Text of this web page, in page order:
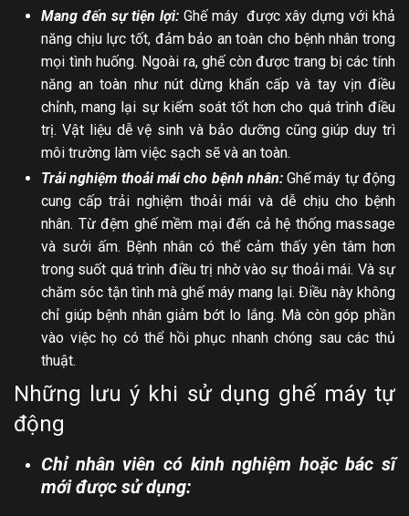
Mang đến sự tiện lợi:Ghế máy được xây dựng với khả
năng chịu lực tốt, đảm bảo an toàn cho bệnh nhân trong
mọi tình huống. Ngoài ra, ghế còn được trang bị các tính
năng an toàn như nút dừng khẩn cấp và tay vịn điều
chỉnh, mang lại sự kiểm soát tốt hơn cho quá trình điều
trị. Vật liệu dễ vệ sinh và bảo dưỡng cũng giúp duy trì
môi trường làm việc sạch sẽ và an toàn.
Trải nghiệm thoải mái cho bệnh nhân:Ghế máy tự động
cung cấp trải nghiệm thoải mái và dễ chịu cho bệnh
nhân. Từ đệm ghế mềm mại đến cả hệ thống massage
và sưởi ấm. Bệnh nhân có thể cảm thấy yên tâm hơn
trong suốt quá trình điều trị nhờ vào sự thoải mái. Và sự
chăm sóc tận tình mà ghế máy mang lại. Điều này không
chỉ giúp bệnh nhân giảm bớt lo lắng. Mà còn góp phần
vào việc họ có thể hồi phục nhanh chóng sau các thủ
thuật.
Những lưu ý khi sử dụng ghế máy tự
động
Chỉ nhân viên có kinh nghiệm hoặc bác sĩ
mới được sử dụng: